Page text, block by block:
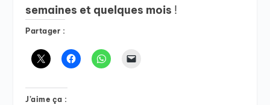
semaines et quelques mois !
Partager :
J’aime ça :